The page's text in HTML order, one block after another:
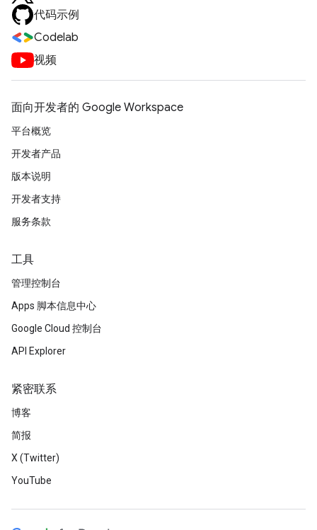
代码示例
Codelab
视频
面向开发者的 Google Workspace
平台概览
开发者产品
版本说明
开发者支持
服务条款
工具
管理控制台
Apps 脚本信息中心
Google Cloud 控制台
API Explorer
紧密联系
博客
简报
X (Twitter)
YouTube